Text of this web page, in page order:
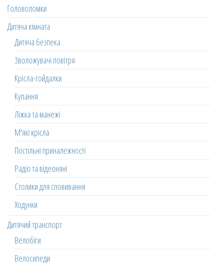
Головоломки
Дитяча кімната
Дитяча безпека
Зволожувачі повітря
Крісла-гойдалки
Купання
Ліжка та манежі
М'які крісла
Постільні приналежності
Радіо та відеоняні
Столики для сповивання
Ходунки
Дитячий транспорт
Велобіги
Велосипеди